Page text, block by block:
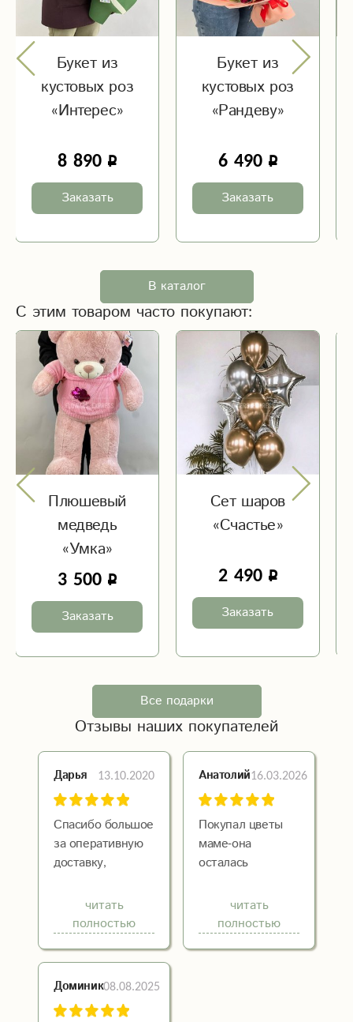
Букет из
кустовых роз
«Интерес»
8 890
Заказать
Букет из
кустовых роз
«Рандеву»
6 490
Заказать
В каталог
С этим товаром часто покупают:
Плюшевый
медведь
«Умка»
3 500
Заказать
Сет шаров
«Счастье»
2 490
Заказать
Все подарки
Отзывы наших покупателей
Дарья 13.10.2020
Спасибо большое
за оперативную
доставку,
всё понравилось!
читать
полностью
Анатолий16.03.2026
Покупал цветы
маме-она
осталась
подметить
хорошое
расположение
читать
полностью
Доминик08.08.2025